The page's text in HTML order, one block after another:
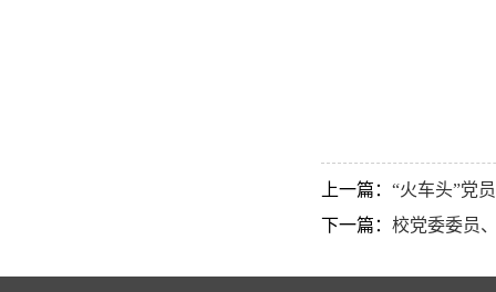
上一篇： “火车头”党
下一篇： 校党委委员